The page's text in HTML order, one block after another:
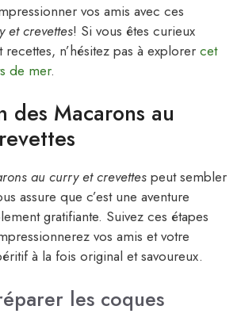
vos amis avec ces
et crevettes! Si vous êtes curieux
recettes, n’hésitez pas à explorer cet
de mer.
des Macarons au
au curry et crevettes peut sembler
assure que c’est une aventure
gratifiante. Suivez ces étapes
vos amis et votre
à la fois original et savoureux.
les coques